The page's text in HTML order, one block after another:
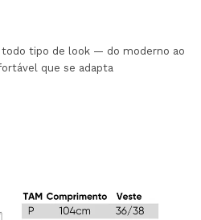
todo tipo de look — do moderno ao
que se adapta